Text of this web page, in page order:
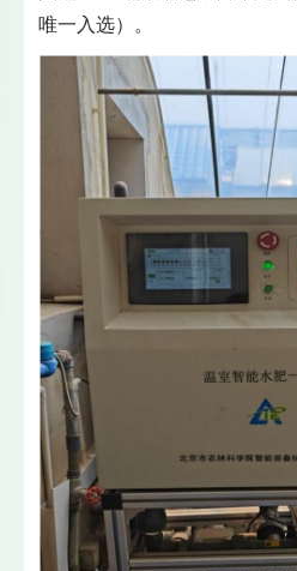
唯一入选）。